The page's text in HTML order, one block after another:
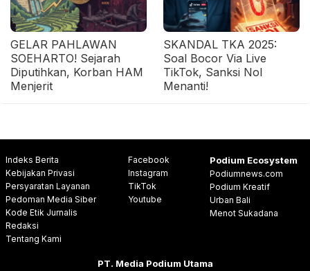
GELAR PAHLAWAN
SOEHARTO! Sejarah
Diputihkan, Korban HAM
Menjerit
SKANDAL TKA 2025:
Soal Bocor Via Live
TikTok, Sanksi Nol
Menanti!
Indeks Berita
Kebijakan Privasi
Persyaratan Layanan
Pedoman Media Siber
Kode Etik Jurnalis
Redaksi
Tentang Kami
Facebook
Instagram
TikTok
Youtube
Podium Ecosystem
Podiumnews.com
Podium Kreatif
Urban Bali
Menot Sukadana
PT. Media Podium Utama